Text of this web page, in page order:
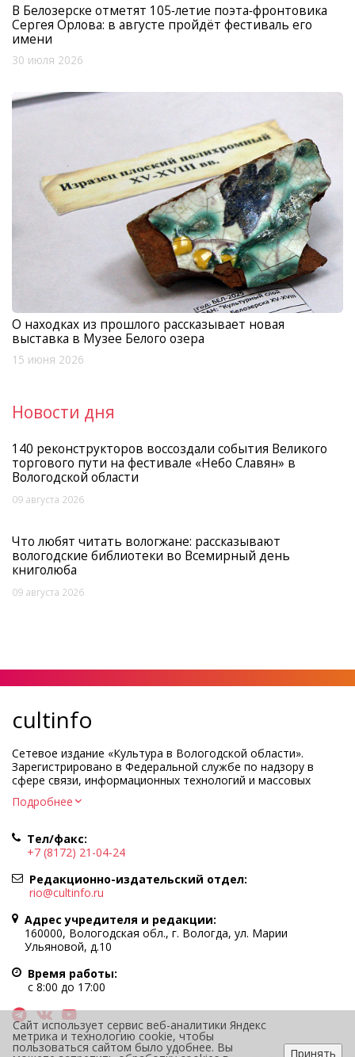
В Белозерске отметят 105‑летие поэта‑фронтовика
Сергея Орлова: в августе пройдёт фестиваль его
имени
30 июля 2026
О находках из прошлого рассказывает новая
выставка в Музее Белого озера
15 июня 2026
Новости дня
140 реконструкторов воссоздали события Великого
торгового пути на фестивале «Небо Славян» в
Вологодской области
09 августа 2026
Что любят читать вологжане: рассказывают
вологодские библиотеки во Всемирный день
книголюба
09 августа 2026
cultinfo
Сетевое издание «Культура в Вологодской области».
Зарегистрировано в Федеральной службе по надзору в
сфере связи, информационных технологий и массовых
Регистрационный номер и дата принятия решения о
Учредитель КУ ВО «Информационно-аналитический центр
культуры»
Адрес учредителя и редакции: 160000, Вологодская обл., г.
Вологда, ул. Марии Ульяновой, д.10
Главный редактор — Легчанова Елена Григорьевна
Политика в отношении обработки персональных данных
При полном или частичном использовании информации
портала гиперссылка на cultinfo.ru обязательна.
Редакция не несет ответственности за достоверность
информации, содержащейся в рекламных объявлениях.
12+
Подробнее
Тел/факс:
+7 (8172) 21-04-24
Редакционно-издательский отдел:
rio@cultinfo.ru
Адрес учредителя и редакции:
160000, Вологодская обл., г. Вологда, ул. Марии
Ульяновой, д.10
Время работы:
с 8:00 до 17:00
Сайт использует сервис веб-аналитики Яндекс
метрика и технологию cookie, чтобы
пользоваться сайтом было удобнее. Вы Принять